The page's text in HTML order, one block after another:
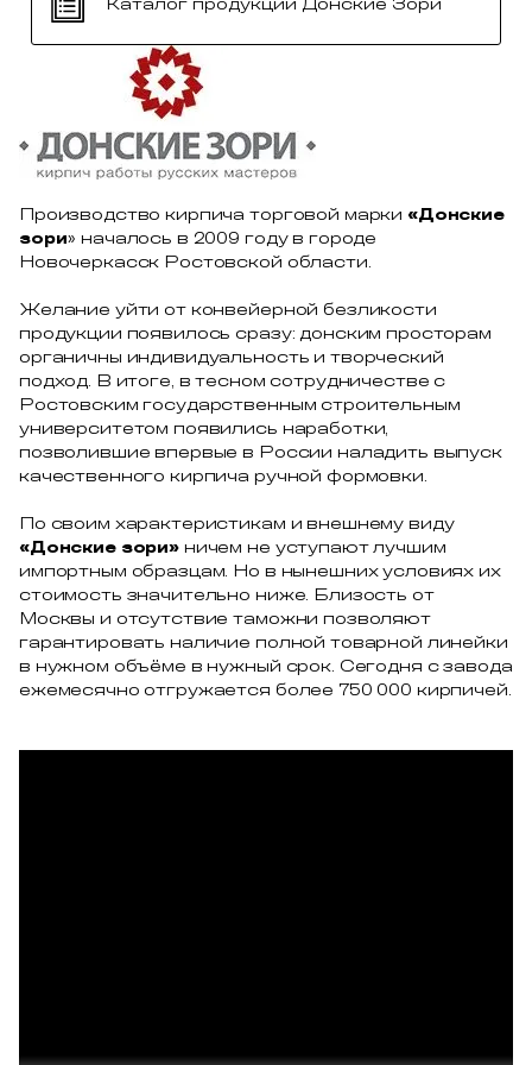
Каталог продукции Донские Зори
Производство кирпича торговой марки «Донские
зори» началось в 2009 году в городе
Новочеркасск Ростовской области.
Желание уйти от конвейерной безликости
продукции появилось сразу: донским просторам
органичны индивидуальность и творческий
подход. В итоге, в тесном сотрудничестве с
Ростовским государственным строительным
университетом появились наработки,
позволившие впервые в России наладить выпуск
качественного кирпича ручной формовки.
По своим характеристикам и внешнему виду
«Донские зори» ничем не уступают лучшим
импортным образцам. Но в нынешних условиях их
стоимость значительно ниже. Близость от
Москвы и отсутствие таможни позволяют
гарантировать наличие полной товарной линейки
в нужном объёме в нужный срок. Сегодня с завода
ежемесячно отгружается более 750 000 кирпичей.